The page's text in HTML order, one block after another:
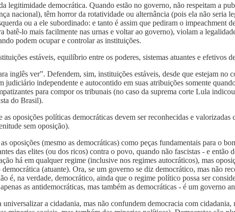
legitimidade democrática. Quando estão no governo, não respeitam a
nacional), têm horror da rotatividade ou alternância (pois ela não seria
ou a ele subordinado: e tanto é assim que pediram o impeachment
batê-lo mais facilmente nas urnas e voltar ao governo), violam a
podem ocupar e controlar as instituições.
estáveis, equilíbrio entre os poderes, sistemas atuantes e
inglês ver”. Defendem, sim, instituições estáveis, desde que estejam no
independente e autocontido em suas atribuições somente
para compor os tribunais (no caso da suprema corte Lula
do Brasil).
as oposições políticas democráticas devem ser reconhecidas e valorizadas
sem oposição).
oposições (mesmo as democráticas) como peças fundamentais para o
das elites (ou dos ricos) contra o povo, quando não fascistas - e
há em qualquer regime (inclusive nos regimes autocráticos), mas
(atuante). Ora, se um governo se diz democrático, mas não
é, na verdade, democrático, ainda que o regime político possa ser
as antidemocráticas, mas também as democráticas - é um governo
universalizar a cidadania, mas não confundem democracia com